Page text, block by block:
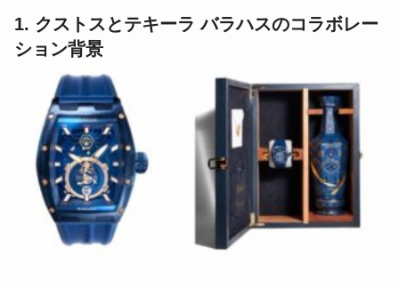
1. クストスとテキーラ バラハスのコラボレー
ション背景